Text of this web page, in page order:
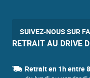
SUIVEZ-NOUS SUR
RETRAIT AU DRIVE
Retrait en 1h entre